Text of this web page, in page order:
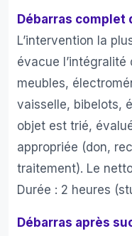
Débarras complet
L’intervention la
évacue l’intégralité
meubles,
vaisselle, bibelots,
objet est trié,
appropriée (don,
traitement). Le
Durée : 2 heures
Débarras après